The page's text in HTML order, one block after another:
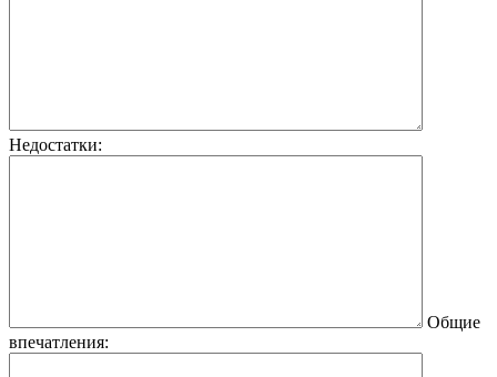
Недостатки:
Общие
впечатления: